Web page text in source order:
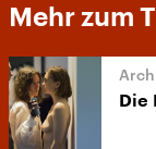
Mehr zum
Die